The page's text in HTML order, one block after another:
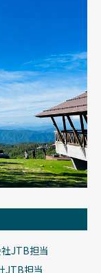
JTB担当
JTB担当